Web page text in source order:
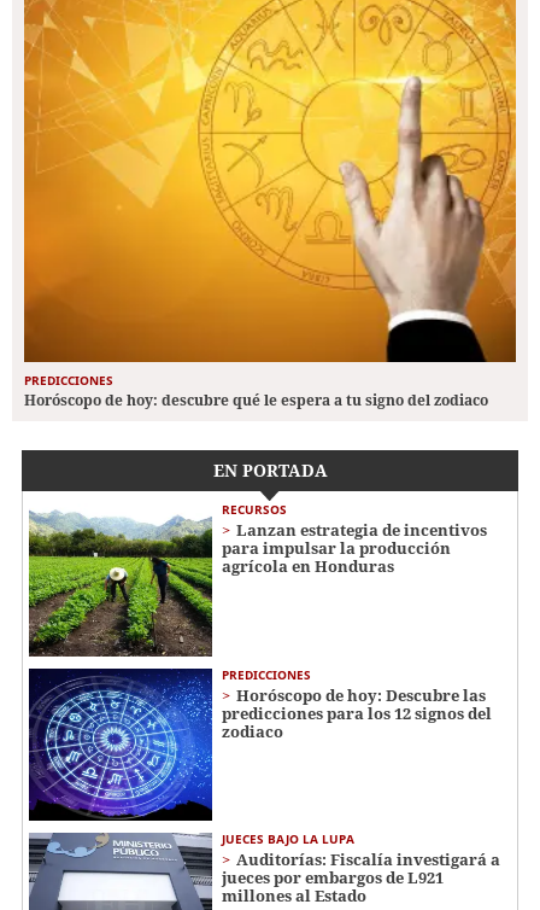
PREDICCIONES
Horóscopo de hoy: descubre qué le espera a tu signo del zodiaco
EN PORTADA
RECURSOS
Lanzan estrategia de incentivos
para impulsar la producción
agrícola en Honduras
PREDICCIONES
Horóscopo de hoy: Descubre las
predicciones para los 12 signos del
zodiaco
JUECES BAJO LA LUPA
Auditorías: Fiscalía investigará a
jueces por embargos de L921
millones al Estado